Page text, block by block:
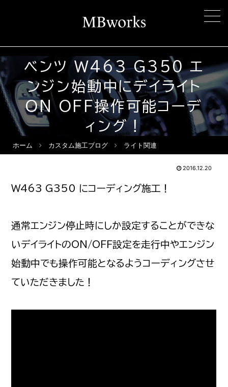
ベンツ Ｗ463 G350 エ
ンジン始動中にデイライト
ON OFF操作可能コーデ
ィング！
ホーム カスタム施工ブログ ライト関連
2016.12.20
W463 G350 にコーディング施工！
通常エンジン停止時にしか設定することができな
いデイライトのON/OFF設定を走行中やエンジン
始動中でも操作可能となるようコーディングさせ
ていただきました！